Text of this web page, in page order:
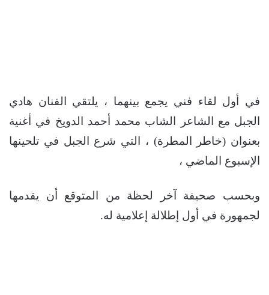
في أول لقاء فني يجمع بينهما ، يلتقي الفنان هادي
الجبل مع الشاعر الشاب محمد أحمد الدويخ في أغنية
بعنوان (خاطر المطرة) ، التي شرع الجبل في تلحينها
الإسبوع الماضي ،
وبحسب صحيفة آخر لحظة من المتوقع أن يقدمها
لجمهورة في أول إطلالة إعلامية له.